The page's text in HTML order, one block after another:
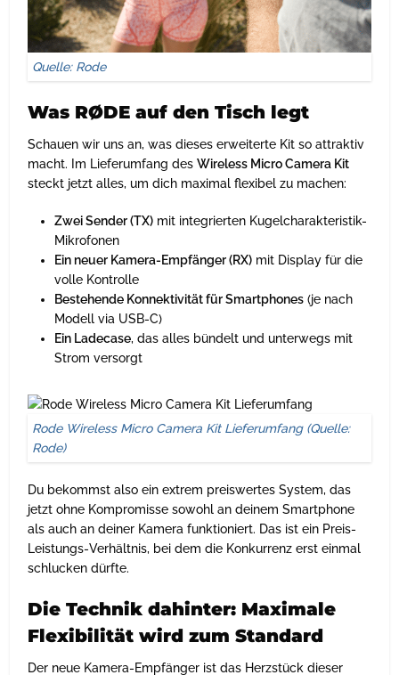
Quelle: Rode
Was RØDE auf den Tisch legt
Schauen wir uns an, was dieses erweiterte Kit so attraktiv
macht. Im Lieferumfang desWireless Micro Camera Kit
steckt jetzt alles, um dich maximal flexibel zu machen:
Zwei Sender (TX) mit integrierten Kugelcharakteristik-
Mikrofonen
Ein neuer Kamera-Empfänger (RX) mit Display für die
volle Kontrolle
Bestehende Konnektivität für Smartphones (je nach
Modell via USB-C)
Ein Ladecase, das alles bündelt und unterwegs mit
Strom versorgt
Rode Wireless Micro Camera Kit Lieferumfang (Quelle:
Rode)
Du bekommst also ein extrem preiswertes System, das
jetzt ohne Kompromisse sowohl an deinem Smartphone
als auch an deiner Kamera funktioniert. Das ist ein Preis-
Leistungs-Verhältnis, bei dem die Konkurrenz erst einmal
schlucken dürfte.
Die Technik dahinter: Maximale
Flexibilität wird zum Standard
Der neue Kamera-Empfänger ist das Herzstück dieser